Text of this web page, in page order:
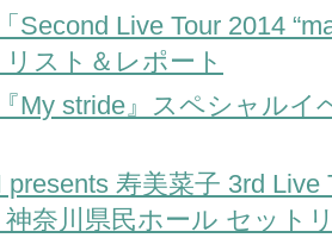
Second Live Tour 2014
スト＆レポート
My stride』スペシャルイ
寿美菜子 3rd Live
神奈川県民ホール セット